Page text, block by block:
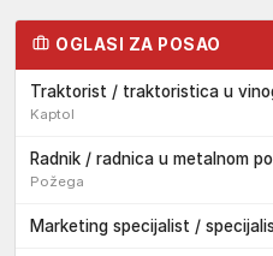
OGLASI ZA POSAO
Traktorist / traktoristica u
Kaptol
Radnik / radnica u metalnom
Požega
Marketing specijalist /